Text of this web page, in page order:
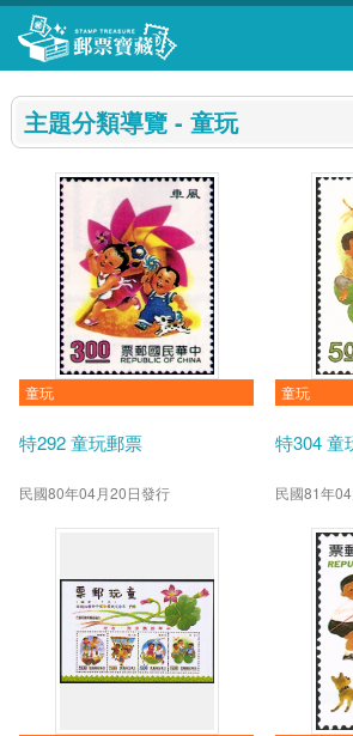
跳到主要內容區塊
主題分類導覽 - 童玩
童玩
特292 童玩郵票
民國80年04月20日發行
童玩
特304 童
民國81年